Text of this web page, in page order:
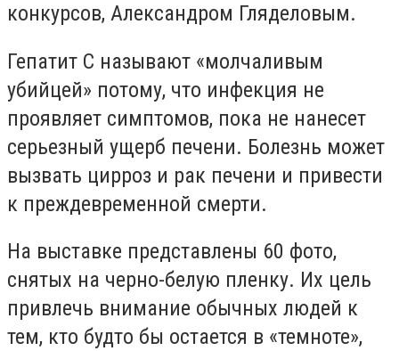
конкурсов, Александром Гляделовым.
Гепатит С называют «молчаливым
убийцей» потому, что инфекция не
проявляет симптомов, пока не нанесет
серьезный ущерб печени. Болезнь может
вызвать цирроз и рак печени и привести
к преждевременной смерти.
На выставке представлены 60 фото,
снятых на черно-белую пленку. Их цель
привлечь внимание обычных людей к
тем, кто будто бы остается в «темноте»,